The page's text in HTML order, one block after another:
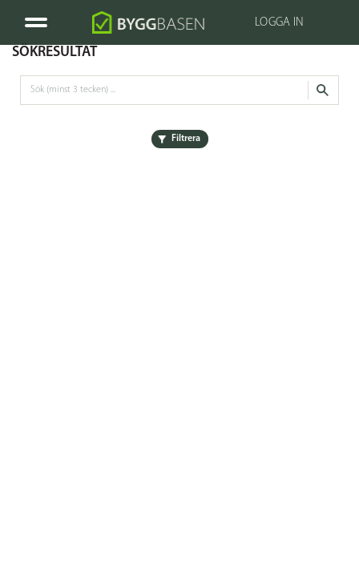
LOGGA IN
SÖKRESULTAT
Filtrera